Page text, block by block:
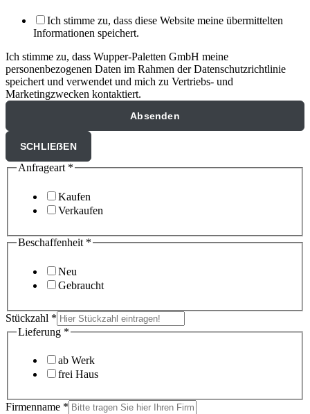
Ich stimme zu, dass diese Website meine übermittelten
Informationen speichert.
Ich stimme zu, dass Wupper-Paletten GmbH meine
personenbezogenen Daten im Rahmen der Datenschutzrichtlinie
speichert und verwendet und mich zu Vertriebs- und
Marketingzwecken kontaktiert.
Absenden
SCHLIEẞEN
Anfrageart *
Kaufen
Verkaufen
Beschaffenheit *
Neu
Gebraucht
Stückzahl *
Lieferung *
ab Werk
frei Haus
Firmenname *